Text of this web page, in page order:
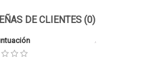
DE CLIENTES (0)